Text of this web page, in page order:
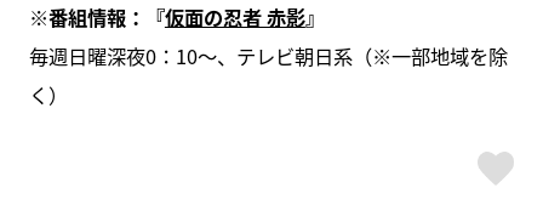
※番組情報：『仮面の忍者 赤影』
毎週日曜深夜0：10～、テレビ朝日系（※一部地域を除
く）